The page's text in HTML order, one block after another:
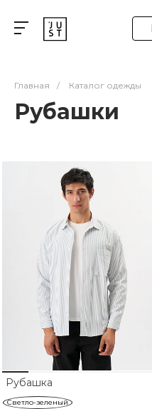
Главная / Каталог одежды
Рубашки
Рубашка
Светло-зеленый